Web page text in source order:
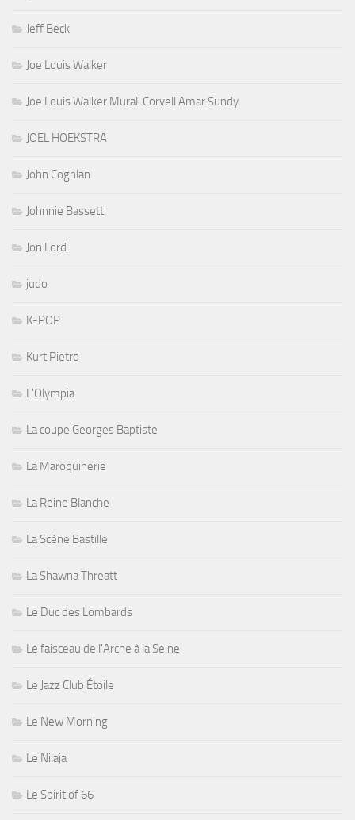
Jeff Beck
Joe Louis Walker
Joe Louis Walker Murali Coryell Amar Sundy
JOEL HOEKSTRA
John Coghlan
Johnnie Bassett
Jon Lord
judo
K-POP
Kurt Pietro
L'Olympia
La coupe Georges Baptiste
La Maroquinerie
La Reine Blanche
La Scène Bastille
La Shawna Threatt
Le Duc des Lombards
Le faisceau de l'Arche à la Seine
Le Jazz Club Étoile
Le New Morning
Le Nilaja
Le Spirit of 66